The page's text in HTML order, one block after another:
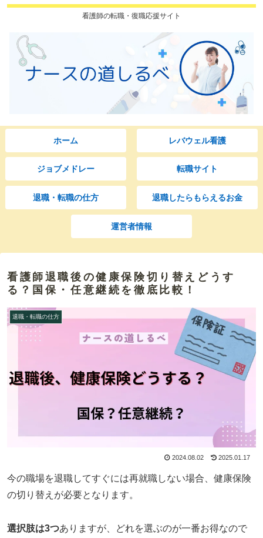
看護師の転職・復職応援サイト
ホーム レバウェル看護
ジョブメドレー 転職サイト
退職・転職の仕方 退職したらもらえるお金
運営者情報
看護師退職後の健康保険切り替えどうす
る？国保・任意継続を徹底比較！
退職・転職の仕方
2024.08.02 2025.01.17
今の職場を退職してすぐには再就職しない場合、健康保険
の切り替えが必要となります。
選択肢は3つありますが、どれを選ぶのが一番お得なので